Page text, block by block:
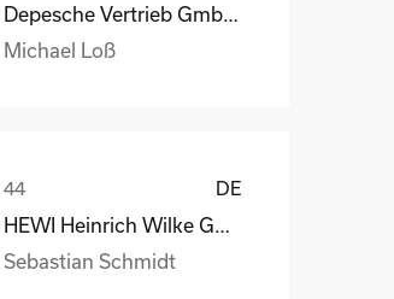
Depesche Vertrieb GmbH & Co. KG
Michael Loß
DE
Sebastian Schmidt